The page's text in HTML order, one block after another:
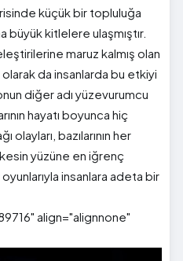
küçük bir topluluğa
kitlelere ulaşmıştır.
maruz kalmış olan
da insanlarda bu etkiyi
diğer adı yüzevurumcu
hayatı boyunca hiç
bazılarının her
yüzüne en iğrenç
insanlara adeta bir
align="alignnone"